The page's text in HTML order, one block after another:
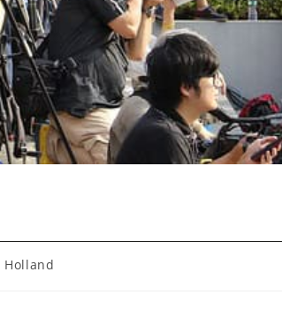
Holland